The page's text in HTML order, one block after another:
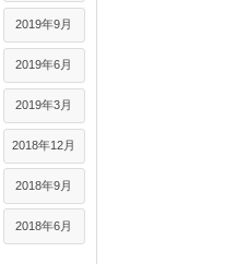
2019年9月
2019年6月
2019年3月
2018年12月
2018年9月
2018年6月